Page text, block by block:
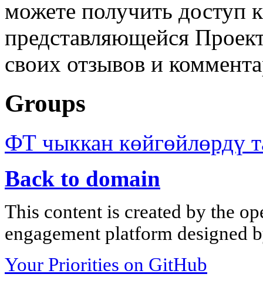
можете получить доступ
представляющейся
своих отзывов и
Groups
ФТ чыккан көйгөйлөрдү
Back to domain
This content is created by the
engagement platform designed
Your Priorities on GitHub